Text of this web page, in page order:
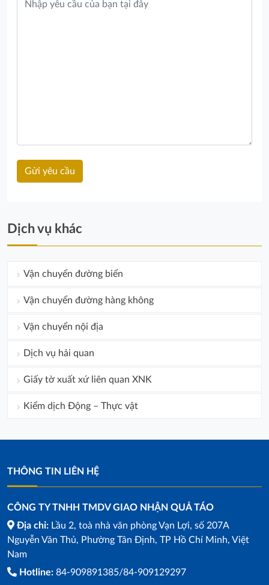
Dịch vụ khác
Vận chuyển đường biển
Vận chuyển đường hàng không
Vận chuyển nội địa
Dịch vụ hải quan
Giấy tờ xuất xứ liên quan XNK
Kiểm dịch Động – Thực vật
THÔNG TIN LIÊN HỆ
CÔNG TY TNHH TMDV GIAO NHẬN QUẢ TÁO
Địa chỉ: Lầu 2, toà nhà văn phòng Vạn Lợi, số 207A
Nguyễn Văn Thủ, Phường Tân Định, TP Hồ Chí Minh, Việt
Nam
Hotline: 84-909891385/84-909129297